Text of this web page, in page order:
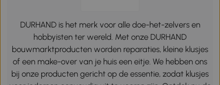
DURHAND is het merk voor alle doe-het-zelvers en
hobbyisten ter wereld. Met onze DURHAND
bouwmarktproducten worden reparaties, kleine klusjes
of een make-over van je huis een eitje. We hebben ons
bij onze producten gericht op de essentie, zodat klusjes